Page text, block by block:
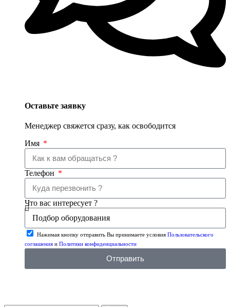
Оставьте заявку
Менеджер свяжется сразу, как освободится
Имя
Телефон
Что вас интересует ?
Нажимая кнопку отправить Вы принимаете условия Пользовательского
соглашения и Политики конфиденциальности
Отправить